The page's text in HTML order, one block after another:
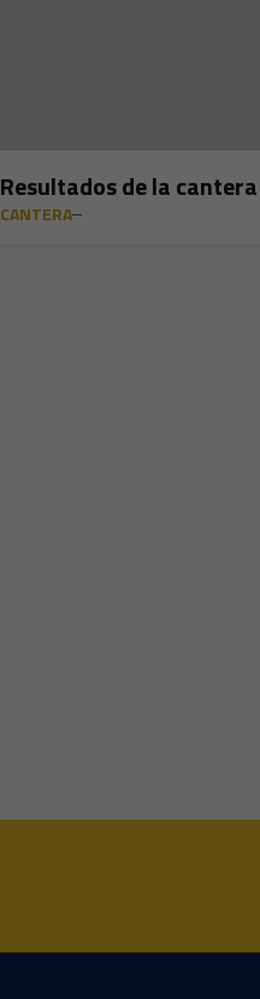
Resultados de la cantera
CANTERA